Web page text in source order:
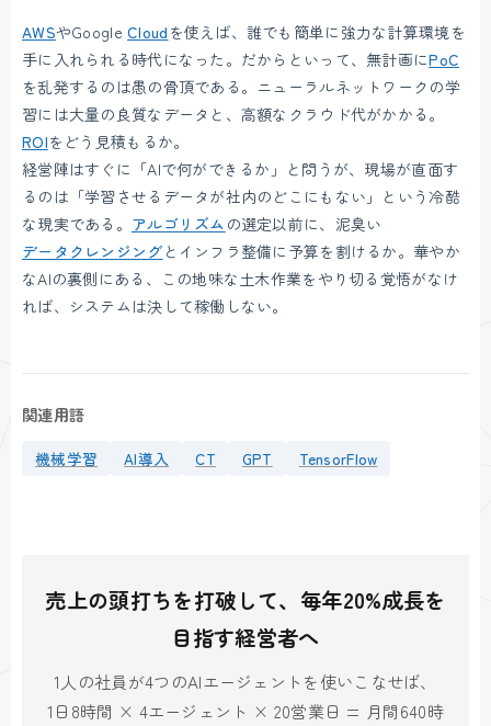
AWSやGoogleCloud を使えば、誰でも簡単に強力な計算環境を
手に入れられる時代になった。だからといって、無計画にPoC
を乱発するのは愚の骨頂である。ニューラルネットワークの学
習には大量の良質なデータと、高額なクラウド代がかかる。
ROIをどう見積もるか。
経営陣はすぐに「AIで何ができるか」と問うが、現場が直面す
るのは「学習させるデータが社内のどこにもない」という冷酷
な現実である。 アルゴリズム の選定以前に、泥臭い
データクレンジング とインフラ整備に予算を割けるか。華やか
なAIの裏側にある、この地味な土木作業をやり切る覚悟がなけ
れば、システムは決して稼働しない。
関連用語
機械学習 AI導入 CT GPT TensorFlow
売上の頭打ちを打破して、毎年20%成長を
目指す経営者へ
1人の社員が4つのAIエージェントを使いこなせば、
1日8時間 × 4エージェント × 20営業日 = 月間640時